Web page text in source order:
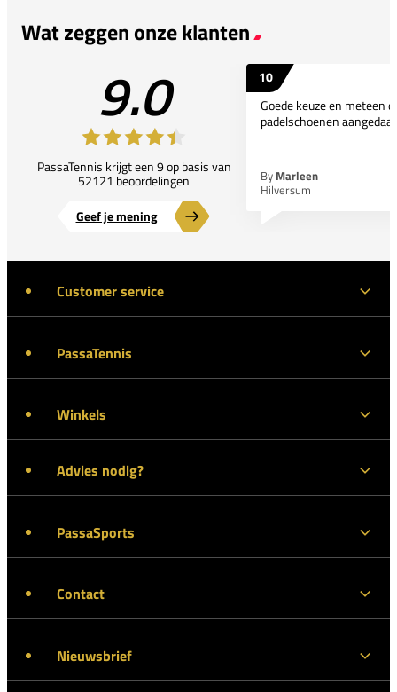
Wat zeggen onze klanten
9.0
PassaTennis krijgt een 9 op basis van
52121 beoordelingen
Geef je mening
10
Goede keuze en meteen
padelschoenen
By Marleen
Hilversum
Customer service
PassaTennis
Winkels
Advies nodig?
PassaSports
Contact
Nieuwsbrief